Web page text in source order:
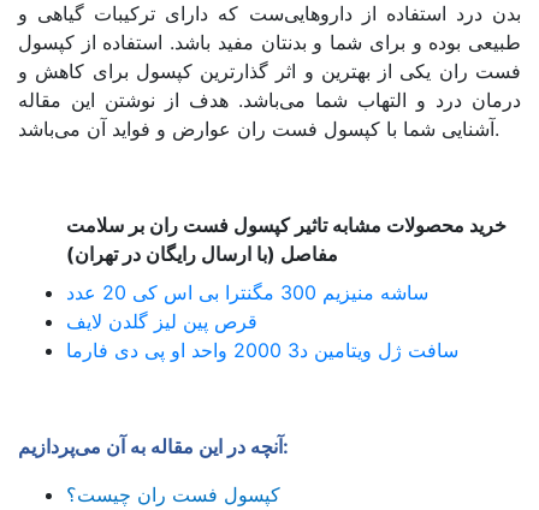
بدن درد استفاده از داروهایی‌ست که دارای ترکیبات گیاهی و
طبیعی بوده و برای شما و بدنتان مفید باشد. استفاده از کپسول
فست ران یکی از بهترین و اثر گذار‌ترین کپسول برای کاهش و
درمان درد و التهاب شما می‌باشد. هدف از نوشتن این مقاله
آشنایی شما با کپسول فست ران عوارض و فواید آن می‌باشد.
خرید محصولات مشابه تاثیر کپسول فست ران بر سلامت
مفاصل (با ارسال رایگان در تهران)
ساشه منیزیم 300 مگنترا بی اس کی 20 عدد
قرص پین لیز گلدن لایف
سافت ژل ویتامین د3 2000 واحد او پی دی فارما
آنچه در این مقاله به آن می‌پردازیم:
کپسول فست ران چیست؟